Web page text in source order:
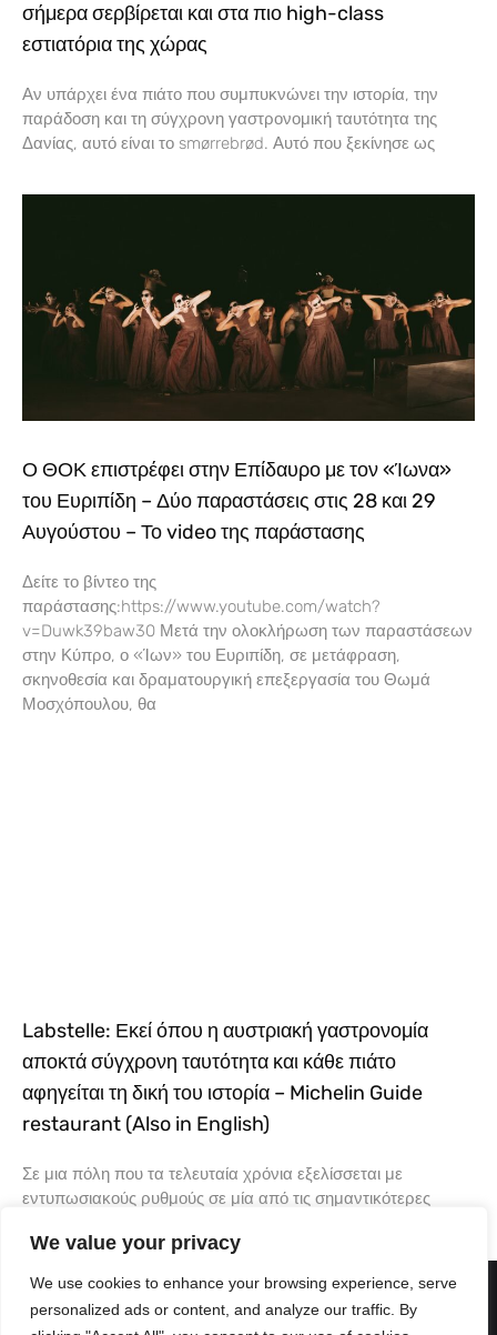
We value your privacy
We use cookies to enhance your browsing experience, serve
personalized ads or content, and analyze our traffic. By
σήμερα σερβίρεται και στα πιο high-class
εστιατόρια της χώρας
Αν υπάρχει ένα πιάτο που συμπυκνώνει την ιστορία, την
παράδοση και τη σύγχρονη γαστρονομική ταυτότητα της
Δανίας, αυτό είναι το smørrebrød. Αυτό που ξεκίνησε ως
Ο ΘΟΚ επιστρέφει στην Επίδαυρο με τον «Ίωνα»
του Ευριπίδη – Δύο παραστάσεις στις 28 και 29
Αυγούστου – Το video της παράστασης
Δείτε το βίντεο της
παράστασης:https://www.youtube.com/watch?
v=Duwk39baw30 Μετά την ολοκλήρωση των παραστάσεων
στην Κύπρο, ο «Ίων» του Ευριπίδη, σε μετάφραση,
σκηνοθεσία και δραματουργική επεξεργασία του Θωμά
Μοσχόπουλου, θα
Labstelle: Εκεί όπου η αυστριακή γαστρονομία
αποκτά σύγχρονη ταυτότητα και κάθε πιάτο
αφηγείται τη δική του ιστορία – Michelin Guide
restaurant (Also in English)
Σε μια πόλη που τα τελευταία χρόνια εξελίσσεται με
εντυπωσιακούς ρυθμούς σε μία από τις σημαντικότερες
εστιατόρια που δεν ακολουθούν